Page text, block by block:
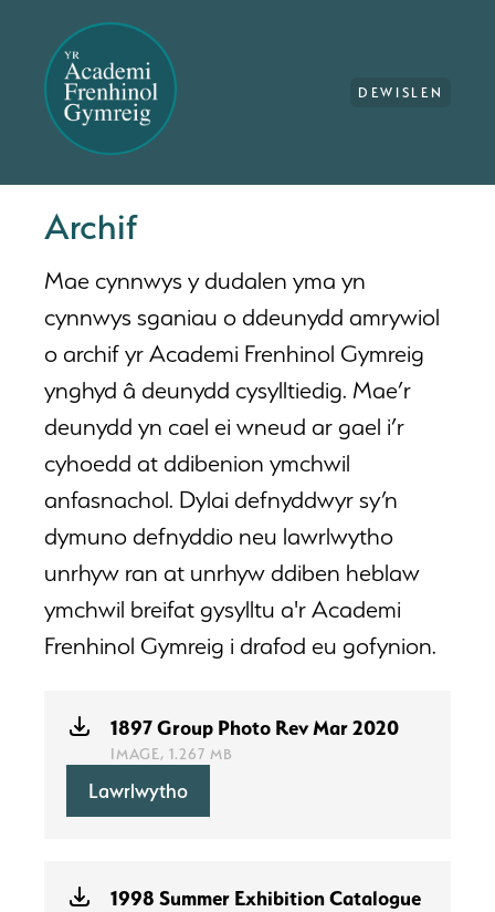
DEWISLEN
Archif
Mae cynnwys y dudalen yma yn
cynnwys sganiau o ddeunydd amrywiol
o archif yr Academi Frenhinol Gymreig
ynghyd â deunydd cysylltiedig. Mae’r
deunydd yn cael ei wneud ar gael i’r
cyhoedd at ddibenion ymchwil
anfasnachol. Dylai defnyddwyr sy’n
dymuno defnyddio neu lawrlwytho
unrhyw ran at unrhyw ddiben heblaw
ymchwil breifat gysylltu a'r Academi
Frenhinol Gymreig i drafod eu gofynion.
1897 Group Photo Rev Mar 2020
IMAGE, 1.267 MB
Lawrlwytho
1998 Summer Exhibition Catalogue